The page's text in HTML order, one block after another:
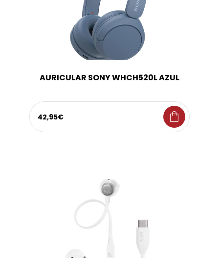
AURICULAR SONY WHCH520L AZUL
42,95€ shopping_bag